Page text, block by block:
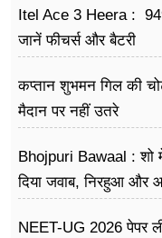
Itel Ace 3 Heera :
जानें फीचर्स और बैटरी
कप्तान शुभमन गिल की
मैदान पर नहीं उतरे
Bhojpuri Bawaal : शो
दिया जवाब, निरहुआ और
NEET-UG 2026 पेपर